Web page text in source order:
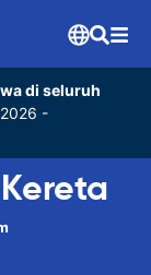
di seluruh
-